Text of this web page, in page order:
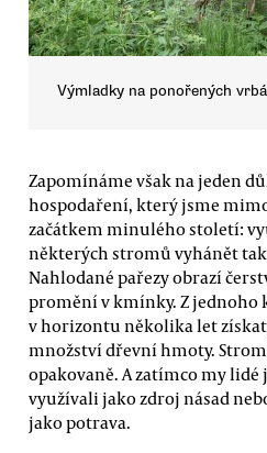
Výmladky na ponořených
Zapomínáme však na jeden
hospodaření, který jsme
začátkem minulého století:
některých stromů vyhánět
Nahlodané pařezy obrazí
promění v kmínky. Z jednoho
v horizontu několika let
množství dřevní hmoty.
opakovaně. A zatímco my
využívali jako zdroj násad
jako potrava.